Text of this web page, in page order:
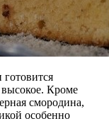
высокое. Кроме
смородина,
особенно